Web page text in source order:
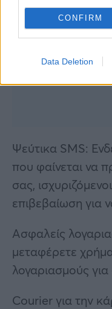
CONFIRM
Data Deletion
Ψεύτικα SMS:
που φαίνεται να
σας,
επιβεβαίωση για
Ασφαλείς
μεταφέρετε
λογαριασμούς
Courier για την